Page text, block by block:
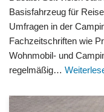
Basisfahrzeug für
Umfragen in der
Fachzeitschriften wie
Wohnmobil- und
regelmäßig…